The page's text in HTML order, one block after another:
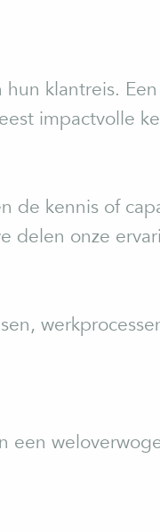
hun klantreis.
impactvolle
de kennis of
delen onze
een